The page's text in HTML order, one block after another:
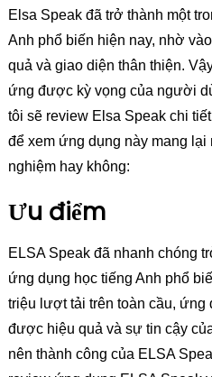
Elsa Speak đã trở thành một
Anh phổ biến hiện nay, nhờ
quả và giao diện thân thiện.
ứng được kỳ vọng của người
tôi sẽ review Elsa Speak chi
để xem ứng dụng này mang
nghiệm hay không:
Ưu điểm
ELSA Speak đã nhanh chóng
ứng dụng học tiếng Anh phổ
triệu lượt tải trên toàn cầu, ứng
được hiệu quả và sự tin cậy
nên thành công của ELSA